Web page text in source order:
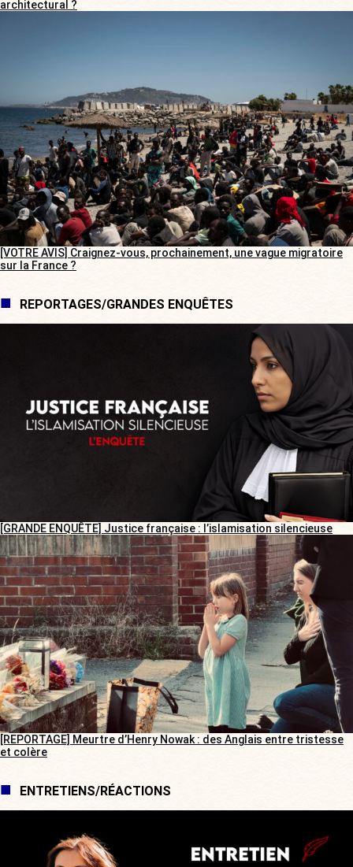
architectural ?
[VOTRE AVIS] Craignez-vous, prochainement, une vague migratoire
sur la France ?
REPORTAGES/GRANDES ENQUÊTES
[GRANDE ENQUÊTE] Justice française : l’islamisation silencieuse
[REPORTAGE] Meurtre d’Henry Nowak : des Anglais entre tristesse
et colère
ENTRETIENS/RÉACTIONS